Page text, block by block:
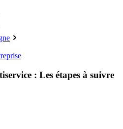
: Les étapes à suivre